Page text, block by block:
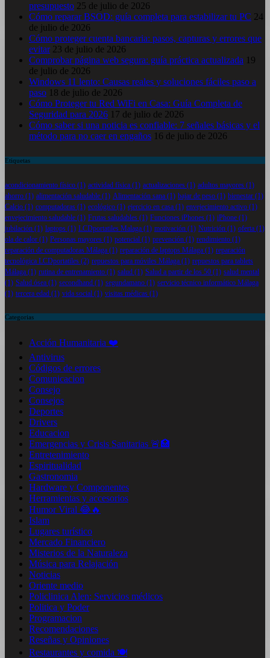
presupuesto 25 de julio de 2026
Cómo reparar BSOD: guía completa para estabilizar tu PC 24
de julio de 2026
Cómo proteger cuenta bancaria: pasos, capturas y errores que
evitar 23 de julio de 2026
Comprobar página web segura: guía práctica actualizada 19
de julio de 2026
Windows 11 lento: Causas reales y soluciones fáciles paso a
paso 18 de julio de 2026
Cómo Proteger tu Red WiFi en Casa: Guía Completa de
Seguridad para 2026 17 de julio de 2026
Cómo saber si una noticia es confiable: 7 señales básicas y el
método para no caer en engaños 16 de julio de 2026
Etiquetas
acondicionamiento físico (1) actividad física (1) actualizaciones (1) adultos mayores (1)
ahorro (1) alimentación saludable (1) Alimentación sana (1) bajar de peso (1) bienestar (1)
Calcio (1) computadoras (1) ecológico (1) ejercicio en casa (1) envejecimiento activo (1)
envejecimiento saludable (1) Frutas saludables (1) Funciones iPhones (1) iPhone (1)
jubilación (1) laptops (1) LCDportatiles Malaga (1) motivación (1) Nutrición (1) oferta (1)
ola de calor (1) Personas mayores (1) potencial (1) prevención (1) rendimiento (1)
reparación de computadoras Málaga (1) reparación de laptops Málaga (1) reparación
tecnológica LCDportatiles (2) repuestos para móviles Málaga (1) repuestos para tablets
Málaga (1) rutina de entrenamiento (1) salud (1) Salud a partir de los 50 (1) salud mental
(1) Salud ósea (1) secondhand (1) segundamano (1) servicio técnico informático Málaga
(1) tercera edad (1) vida social (1) visitas médicas (1)
Categorias
Acción Humanitaria ❤️
Antivirus
Códigos de errores
Comunicacion
Consejo
Consejos
Deportes
Drivers
Educacion
Emergencias y Crisis Sanitarias 🚨🏥
Entretenimiento
Espiritualidad
Gastronomia
Hardware y Componentes
Herramientas y accesorios
Humor Viral 😂🔥
Islam
Lugares turístico
Mercado Financiero
Misterios de la Naturaleza
Música para Relajación
Noticias
Oriente medio
Policlinica Alen: Servicios médicos
Politica y Poder
Programacion
Recomendaciones
Reseñas y Opiniones
Restaurantes y comida 🍽️